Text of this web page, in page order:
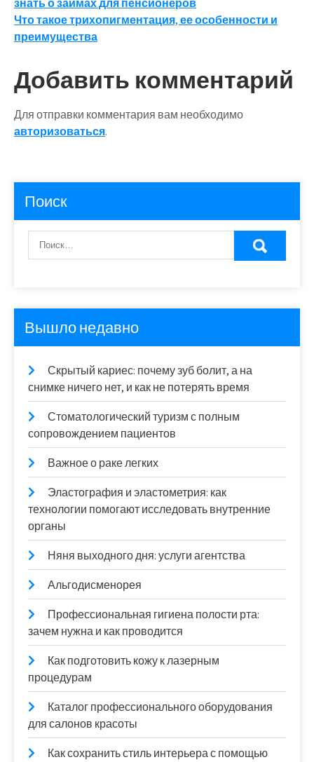
по
записям
знать о займах для пенсионеров
Что такое трихопигментация, ее особенности и
преимущества
Добавить комментарий
Для отправки комментария вам необходимо
авторизоваться.
Поиск
Вышло недавно
Скрытый кариес: почему зуб болит, а на
снимке ничего нет, и как не потерять время
Стоматологический туризм с полным
сопровождением пациентов
Важное о раке легких
Эластография и эластометрия: как
технологии помогают исследовать внутренние
органы
Няня выходного дня: услуги агентства
Альгодисменорея
Профессиональная гигиена полости рта:
зачем нужна и как проводится
Как подготовить кожу к лазерным
процедурам
Каталог профессионального оборудования
для салонов красоты
Как сохранить стиль интерьера с помощью